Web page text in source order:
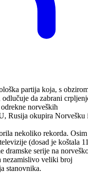
partija koja, s
da zabrani
norveških
Rusija okupira Norvešku
nekoliko rekorda. Osim
(dosad je koštala
dramske serije na
nezamislivo veliki broj
stanovnika.